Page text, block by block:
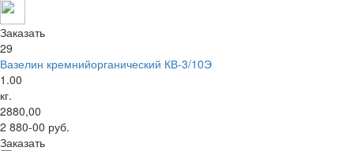
Заказать
29
Вазелин кремнийорганический КВ-3/10Э
1.00
кг.
2880,00
2 880-00 руб.
Заказать